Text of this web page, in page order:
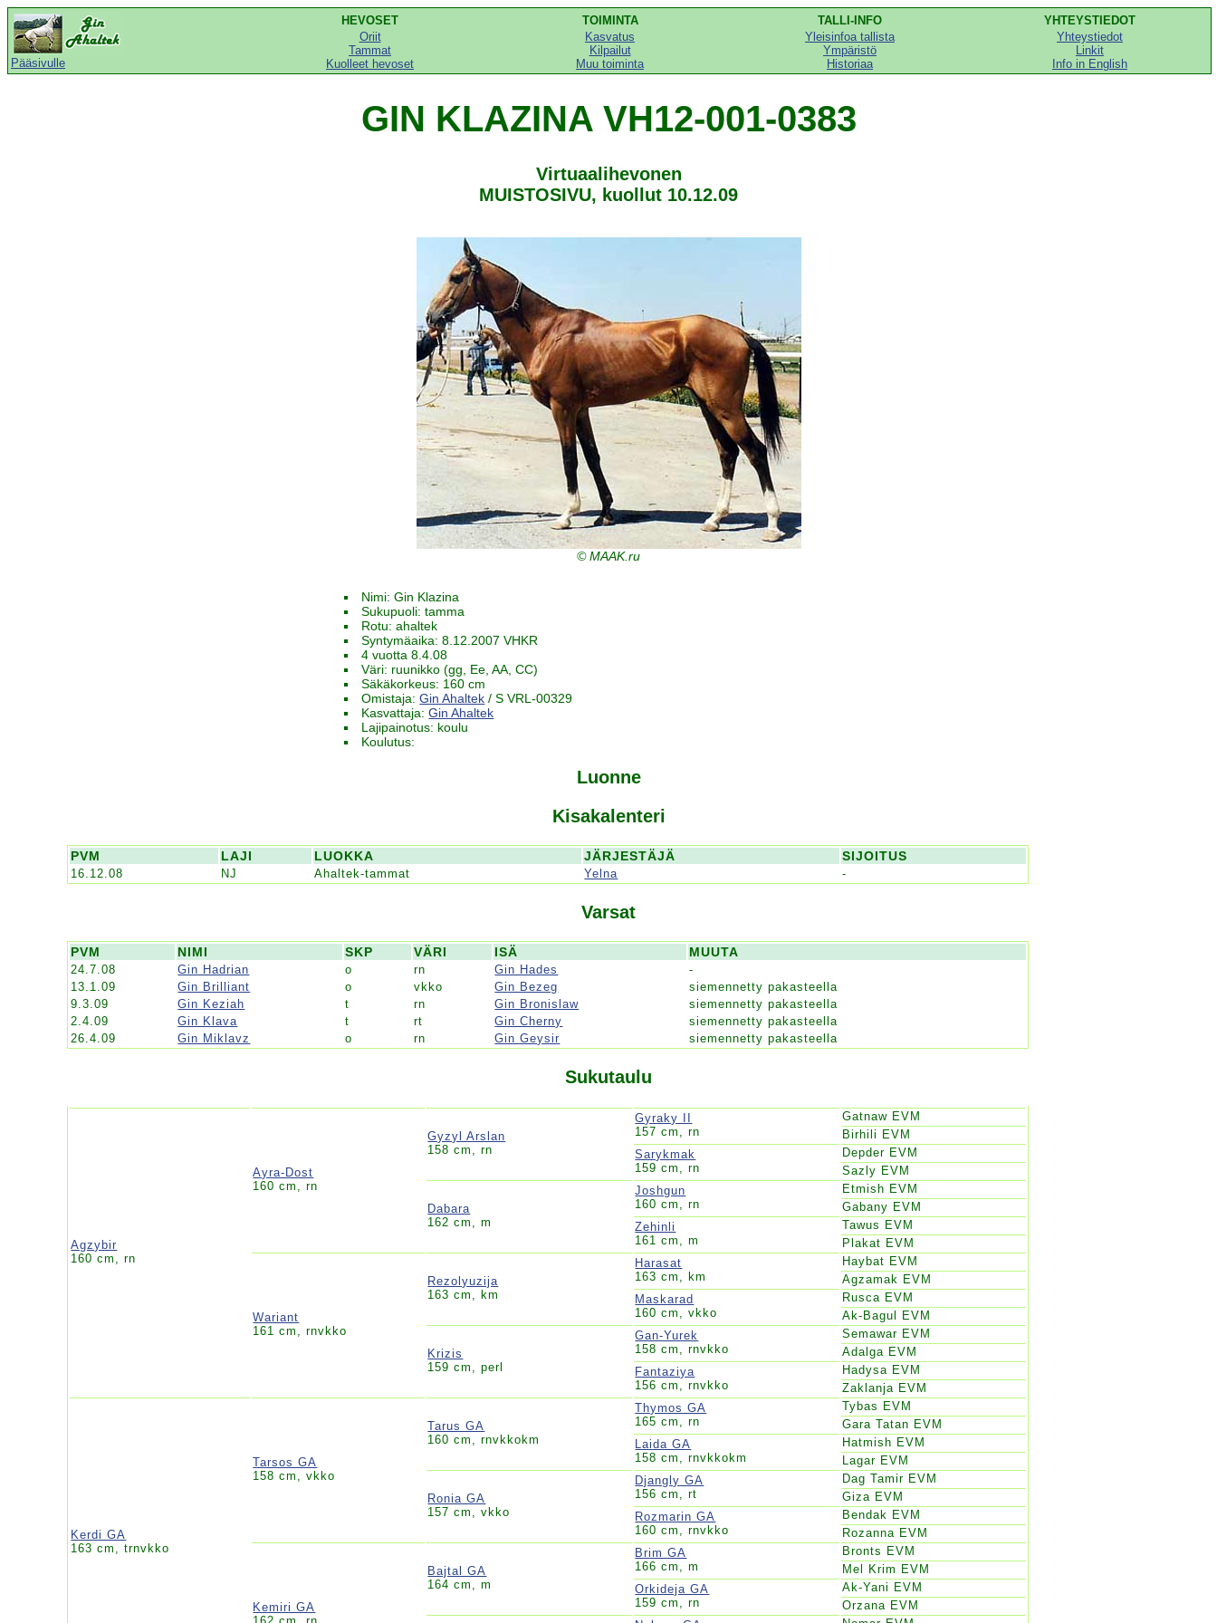
Pääsivulle
HEVOSET
Oriit
Tammat
Kuolleet hevoset
TOIMINTA
Kasvatus
Kilpailut
Muu toiminta
TALLI-INFO
Yleisinfoa tallista
Ympäristö
Historiaa
YHTEYSTIEDOT
Yhteystiedot
Linkit
Info in English
GIN KLAZINA VH12-001-0383
Virtuaalihevonen
MUISTOSIVU, kuollut 10.12.09
© MAAK.ru
Nimi: Gin Klazina
Sukupuoli: tamma
Rotu: ahaltek
Syntymäaika: 8.12.2007 VHKR
4 vuotta 8.4.08
Väri: ruunikko (gg, Ee, AA, CC)
Säkäkorkeus: 160 cm
Omistaja:Gin Ahaltek / S VRL-00329
Kasvattaja:Gin Ahaltek
Lajipainotus: koulu
Koulutus:
Luonne
Kisakalenteri
PVM LAJI LUOKKA JÄRJESTÄJÄ SIJOITUS
16.12.08 NJ Ahaltek-tammat Yelna -
Varsat
PVM NIMI SKP VÄRI ISÄ MUUTA
24.7.08 Gin Hadrian o rn Gin Hades
-
13.1.09
Gin Brilliant o vkko Gin Bezeg
siemennetty pakasteella
9.3.09
Gin Keziah t rn Gin Bronislaw
siemennetty pakasteella
2.4.09
Gin Klava t rt Gin Cherny
siemennetty pakasteella
26.4.09
Gin Miklavz o rn Gin Geysir siemennetty pakasteella
Sukutaulu
Agzybir
160 cm, rn
Ayra-Dost
160 cm, rn
Gyzyl Arslan
158 cm, rn
Gyraky II
157 cm, rn
Gatnaw EVM
Birhili EVM
Sarykmak
159 cm, rn
Depder EVM
Sazly EVM
Dabara
162 cm, m
Joshgun
160 cm, rn
Etmish EVM
Gabany EVM
Zehinli
161 cm, m
Tawus EVM
Plakat EVM
Wariant
161 cm, rnvkko
Rezolyuzija
163 cm, km
Harasat
163 cm, km
Haybat EVM
Agzamak EVM
Maskarad
160 cm, vkko
Rusca EVM
Ak-Bagul EVM
Krizis
159 cm, perl
Gan-Yurek
158 cm, rnvkko
Semawar EVM
Adalga EVM
Fantaziya
156 cm, rnvkko
Hadysa EVM
Zaklanja EVM
Kerdi GA
163 cm, trnvkko
Tarsos GA
158 cm, vkko
Tarus GA
160 cm, rnvkkokm
Thymos GA
165 cm, rn
Tybas EVM
Gara Tatan EVM
Laida GA
158 cm, rnvkkokm
Hatmish EVM
Lagar EVM
Ronia GA
157 cm, vkko
Djangly GA
156 cm, rt
Dag Tamir EVM
Giza EVM
Rozmarin GA
160 cm, rnvkko
Bendak EVM
Rozanna EVM
Kemiri GA
Bajtal GA
164 cm, m
Brim GA
166 cm, m
Bronts EVM
Mel Krim EVM
Orkideja GA
159 cm, rn
Ak-Yani EVM
Orzana EVM